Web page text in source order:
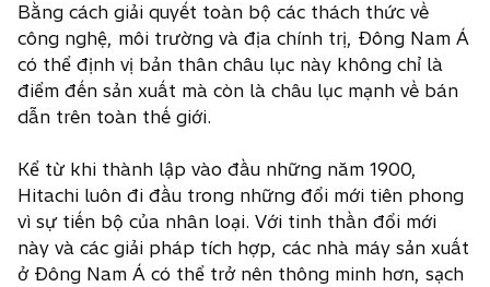
Bằng cách giải quyết toàn bộ các thách thức về
công nghệ, môi trường và địa chính trị, Đông Nam Á
có thể định vị bản thân châu lục này không chỉ là
điểm đến sản xuất mà còn là châu lục mạnh về bán
dẫn trên toàn thế giới.
Kể từ khi thành lập vào đầu những năm 1900,
Hitachi luôn đi đầu trong những đổi mới tiên phong
vì sự tiến bộ của nhân loại. Với tinh thần đổi mới
này và các giải pháp tích hợp, các nhà máy sản xuất
ở Đông Nam Á có thể trở nên thông minh hơn, sạch